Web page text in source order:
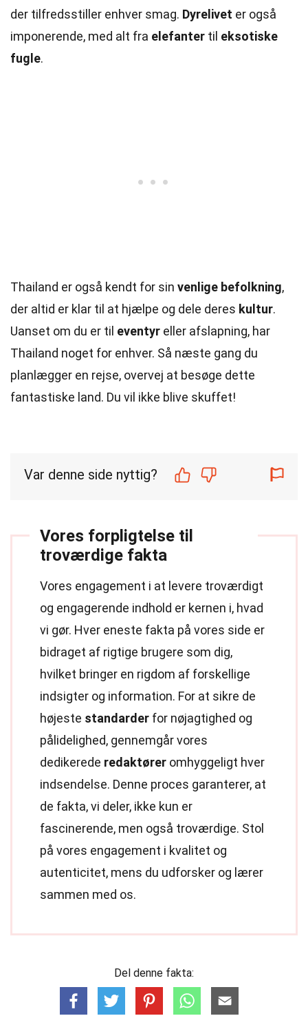
der tilfredsstiller enhver smag. Dyrelivet er også
imponerende, med alt fra elefanter til eksotiske
fugle.
Thailand er også kendt for sin venlige befolkning,
der altid er klar til at hjælpe og dele deres kultur.
Uanset om du er til eventyr eller afslapning, har
Thailand noget for enhver. Så næste gang du
planlægger en rejse, overvej at besøge dette
fantastiske land. Du vil ikke blive skuffet!
Var denne side nyttig?
Vores forpligtelse til
troværdige fakta
Vores engagement i at levere troværdigt
og engagerende indhold er kernen i, hvad
vi gør. Hver eneste fakta på vores side er
bidraget af rigtige brugere som dig,
hvilket bringer en rigdom af forskellige
indsigter og information. For at sikre de
højeste standarder for nøjagtighed og
pålidelighed, gennemgår vores
dedikerede redaktører omhyggeligt hver
indsendelse. Denne proces garanterer, at
de fakta, vi deler, ikke kun er
fascinerende, men også troværdige. Stol
på vores engagement i kvalitet og
autenticitet, mens du udforsker og lærer
sammen med os.
Del denne fakta: